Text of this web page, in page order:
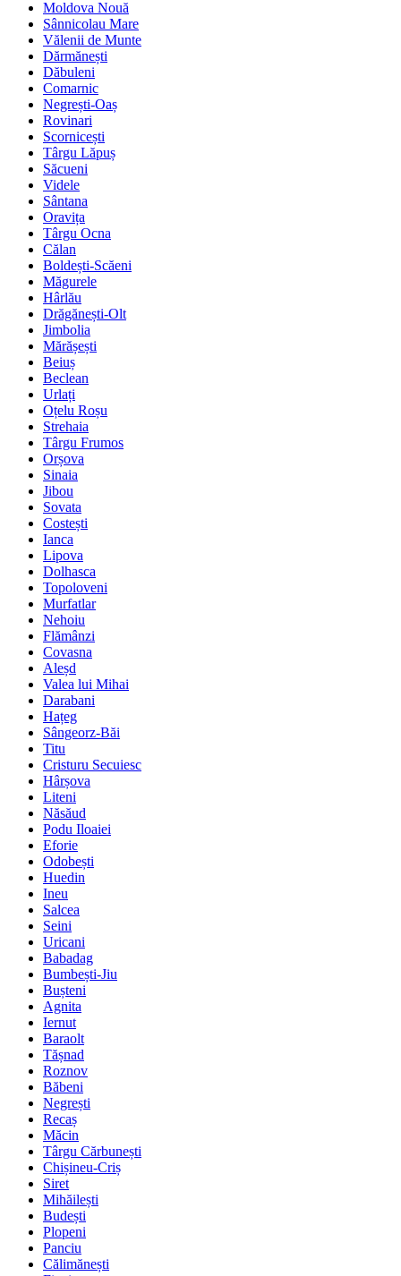
Moldova Nouă
Sânnicolau Mare
Vălenii de Munte
Dărmănești
Dăbuleni
Comarnic
Negrești-Oaș
Rovinari
Scornicești
Târgu Lăpuș
Săcueni
Videle
Sântana
Oravița
Târgu Ocna
Călan
Boldești-Scăeni
Măgurele
Hârlău
Drăgănești-Olt
Jimbolia
Mărășești
Beiuș
Beclean
Urlați
Oțelu Roșu
Strehaia
Târgu Frumos
Orșova
Sinaia
Jibou
Sovata
Costești
Ianca
Lipova
Dolhasca
Topoloveni
Murfatlar
Nehoiu
Flămânzi
Covasna
Aleșd
Valea lui Mihai
Darabani
Hațeg
Sângeorz-Băi
Titu
Cristuru Secuiesc
Hârșova
Liteni
Năsăud
Podu Iloaiei
Eforie
Odobești
Huedin
Ineu
Salcea
Seini
Uricani
Babadag
Bumbești-Jiu
Bușteni
Agnita
Iernut
Baraolt
Tășnad
Roznov
Băbeni
Negrești
Recaș
Măcin
Târgu Cărbunești
Chișineu-Criș
Siret
Mihăilești
Budești
Plopeni
Panciu
Călimănești